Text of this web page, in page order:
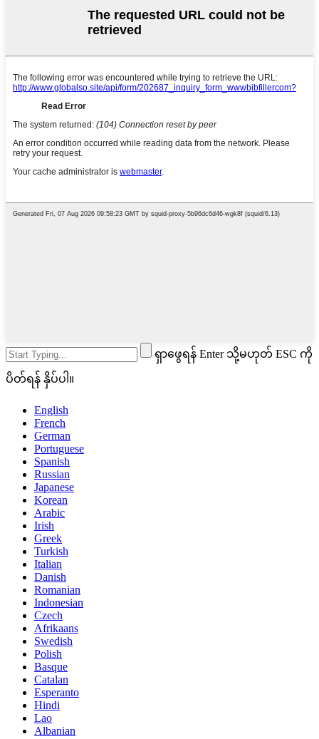
ရှာဖွေရန် Enter သို့မဟုတ် ESC ကို
ပိတ်ရန် နှိပ်ပါ။
English
French
German
Portuguese
Spanish
Russian
Japanese
Korean
Arabic
Irish
Greek
Turkish
Italian
Danish
Romanian
Indonesian
Czech
Afrikaans
Swedish
Polish
Basque
Catalan
Esperanto
Hindi
Lao
Albanian